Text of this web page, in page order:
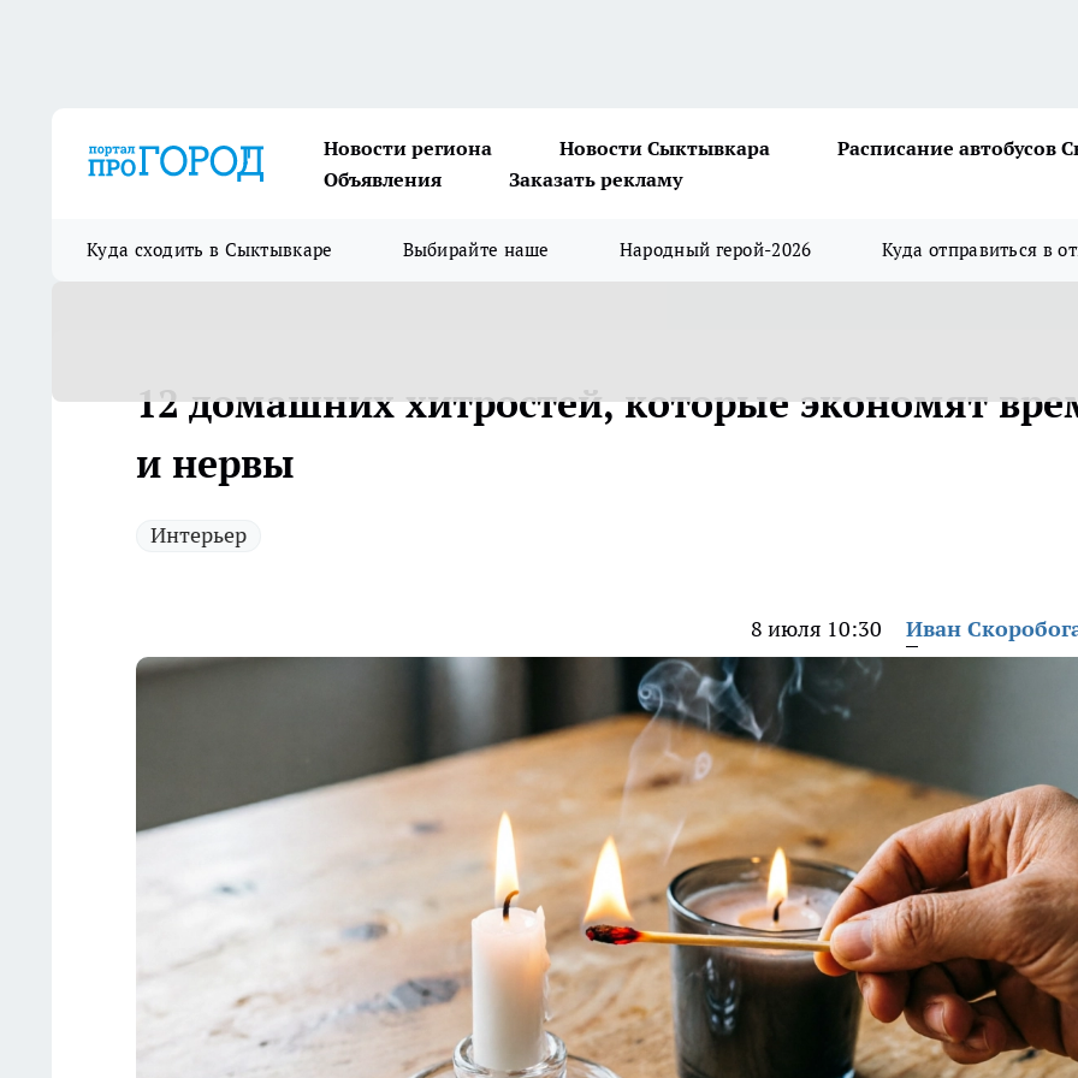
Новости региона Новости Сыктывкара
Расписание автобусов
Объявления
Заказать рекламу
Куда сходить в Сыктывкаре Выбирайте наше Народный герой-2026 Куда отправиться в
12 домашних хитростей, которые экономят
и нервы
Интерьер
8 июля 10:30 Иван